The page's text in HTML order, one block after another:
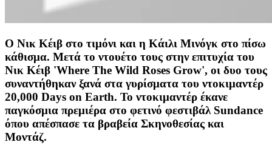
Ο Νικ Κέιβ στο τιμόνι και η Κάιλι Μινόγκ στο πίσω
κάθισμα. Μετά το ντουέτο τους στην επιτυχία του
Νικ Κέιβ 'Where The Wild Roses Grow', οι δυο τους
συναντήθηκαν ξανά στα γυρίσματα του ντοκιμαντέρ
20,000 Days on Earth. Το ντοκιμαντέρ έκανε
παγκόσμια πρεμιέρα στο φετινό φεστιβάλ Sundance
όπου απέσπασε τα βραβεία Σκηνοθεσίας και
Μοντάζ.